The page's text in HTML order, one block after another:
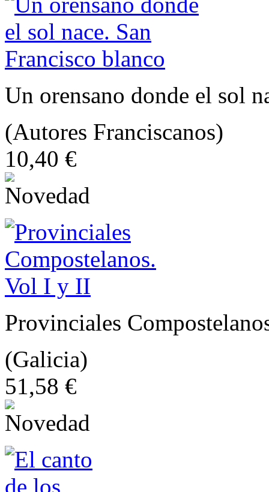
Un orensano donde el sol
(Autores Franciscanos)
10,40 €
Provinciales
(Galicia)
51,58 €